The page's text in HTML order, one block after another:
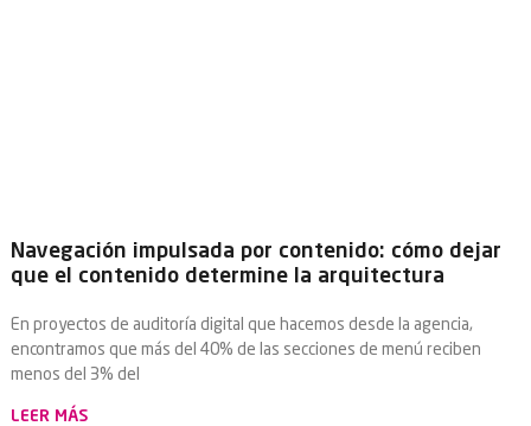
Navegación impulsada por contenido: cómo dejar
que el contenido determine la arquitectura
En proyectos de auditoría digital que hacemos desde la agencia,
encontramos que más del 40% de las secciones de menú reciben
menos del 3% del
LEER MÁS